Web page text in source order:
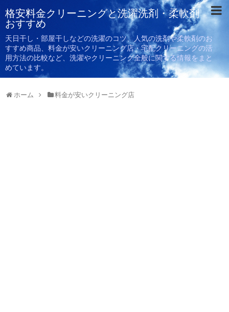
格安料金クリーニングと洗濯洗剤・柔軟剤
おすすめ
天日干し・部屋干しなどの洗濯のコツ、人気の洗剤や柔軟剤のお
すすめ商品、料金が安いクリーニング店・宅配クリーニングの活
用方法の比較など、洗濯やクリーニング全般に関する情報をまと
めています。
ホーム 料金が安いクリーニング店